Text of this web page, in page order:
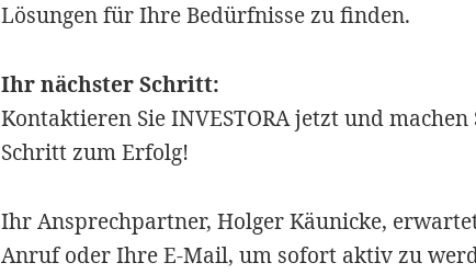
Lösungen für Ihre Bedürfnisse zu finden.
Ihr nächster Schritt:
Kontaktieren Sie INVESTORA jetzt und
Schritt zum Erfolg!
Ihr Ansprechpartner, Holger Käunicke,
Anruf oder Ihre E-Mail, um sofort aktiv zu